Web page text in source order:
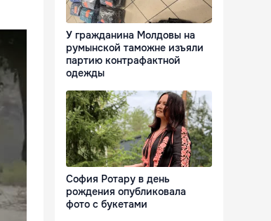
У гражданина Молдовы на
румынской таможне изъяли
партию контрафактной
одежды
София Ротару в день
рождения опубликовала
фото с букетами